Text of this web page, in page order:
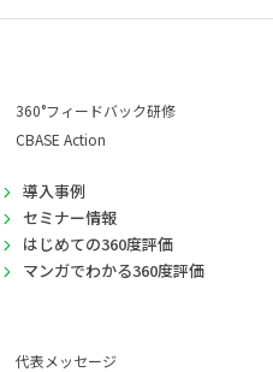
360°フィードバック研修
CBASE Action
導入事例
セミナー情報
はじめての360度評価
マンガでわかる360度評価
代表メッセージ